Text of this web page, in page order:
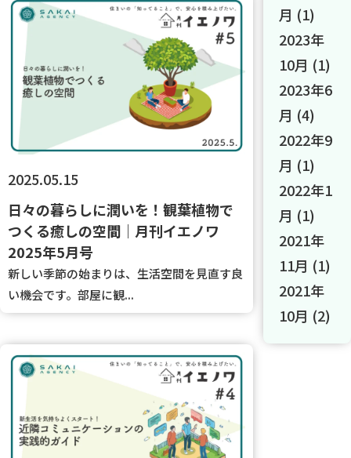
2025.05.15
日々の暮らしに潤いを！観葉植物で
つくる癒しの空間｜月刊イエノワ
2025年5月号
新しい季節の始まりは、生活空間を見直す良
い機会です。部屋に観...
月 (1)
2023年
10月 (1)
2023年6
月 (4)
2022年9
月 (1)
2022年1
月 (1)
2021年
11月 (1)
2021年
10月 (2)